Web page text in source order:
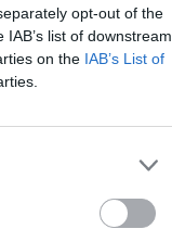
opt-out of the
list of downstream
on the IAB’s List of